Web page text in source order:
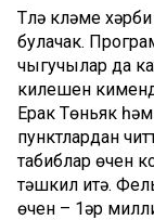
Түләү күләме
булачак.
чыгучылар да
килешүен
Ерак Төньяк
пунктлардан
табиблар өчен
тәшкил итә.
өчен – 1әр